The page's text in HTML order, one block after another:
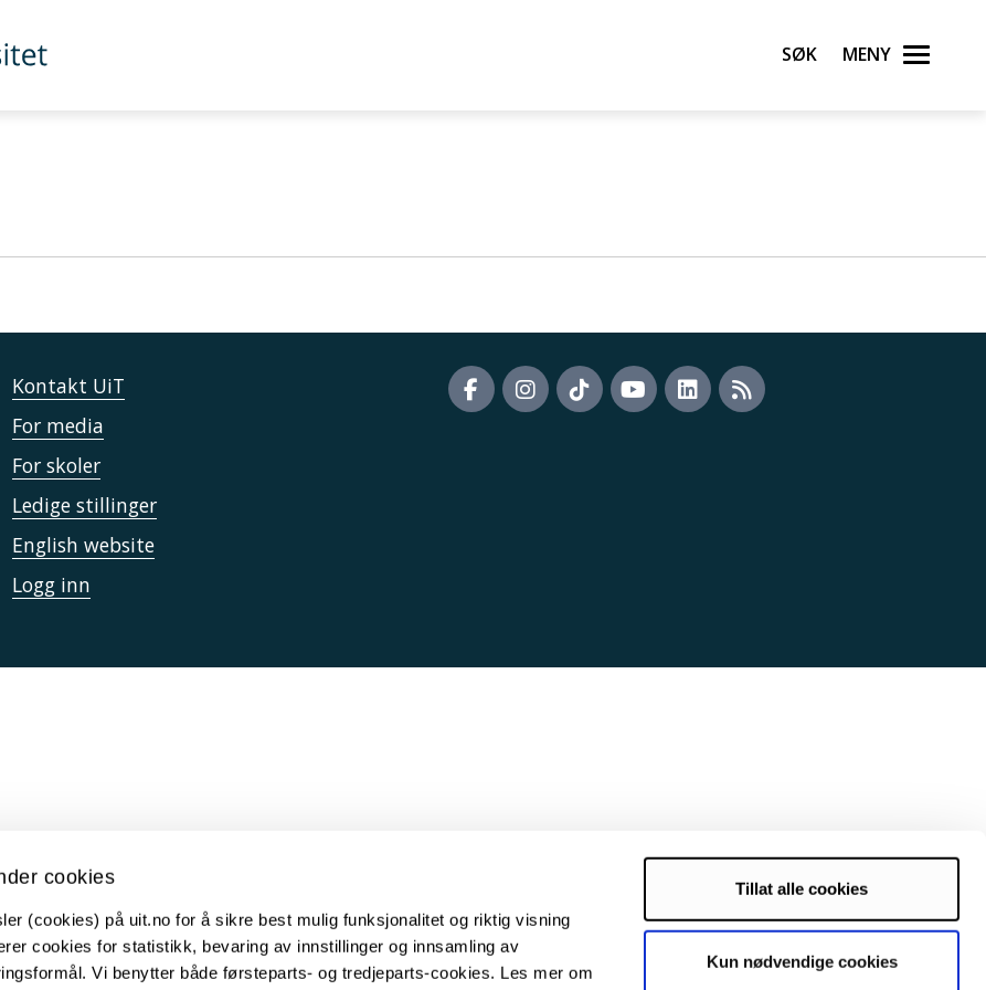
cookies
(cookies) på uit.no for å sikre best mulig funksjonalitet og riktig visning
cookies for statistikk, bevaring av innstillinger og innsamling av
Vi benytter både førsteparts- og tredjeparts-cookies. Les mer om
Tillat alle cookies
Kun nødvendige cookies
Søk Meny
Kontakt UiT
For media
For skoler
Ledige stillinger
English website
Logg inn